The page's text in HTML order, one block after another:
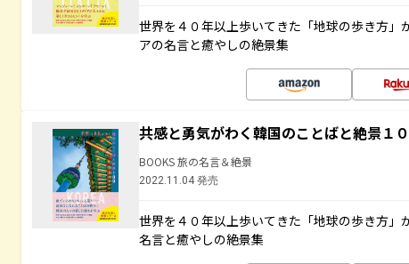
世界を４０年以上歩いてきた「地球の歩き方」
アの名言と癒やしの絶景集
共感と勇気がわく韓国のことばと絶景１
BOOKS 旅の名言＆絶景
2022.11.04 発売
世界を４０年以上歩いてきた「地球の歩き方
名言と癒やしの絶景集